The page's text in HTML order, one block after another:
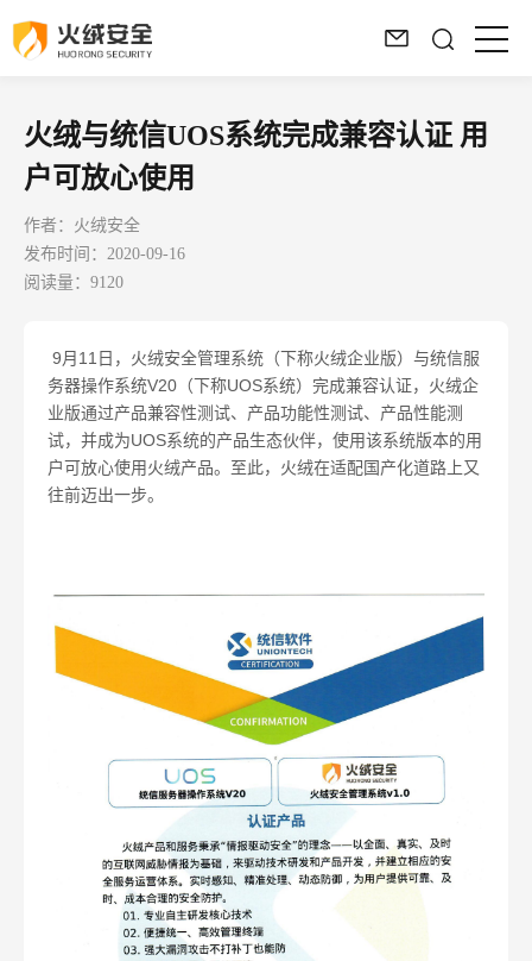
火绒与统信UOS系统完成兼容认证 用
户可放心使用
作者：火绒安全
发布时间：2020-09-16
阅读量：9120
9月 11 日，火绒安全管理系统（下称火绒企业版）与统信服
务器操作系统V20 （下称UOS系统）完成兼容认证，火绒企
业版通过产品兼容性测试、产品功能性测试、产品性能测
试，并成为UOS系统的产品生态伙伴，使用该系统版本的用
户可放心使用火绒产品。至此，火绒在适配国产化道路上又
往前迈出一步。